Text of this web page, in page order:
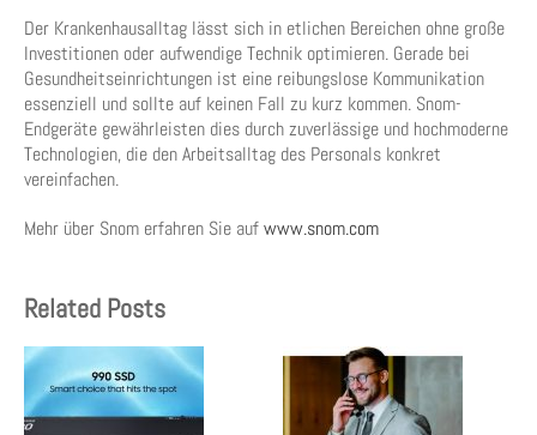
Der Krankenhausalltag lässt sich in etlichen Bereichen ohne große
Investitionen oder aufwendige Technik optimieren. Gerade bei
Gesundheitseinrichtungen ist eine reibungslose Kommunikation
essenziell und sollte auf keinen Fall zu kurz kommen. Snom-
Endgeräte gewährleisten dies durch zuverlässige und hochmoderne
Technologien, die den Arbeitsalltag des Personals konkret
vereinfachen.
Mehr über Snom erfahren Sie aufwww.snom.com
Related Posts